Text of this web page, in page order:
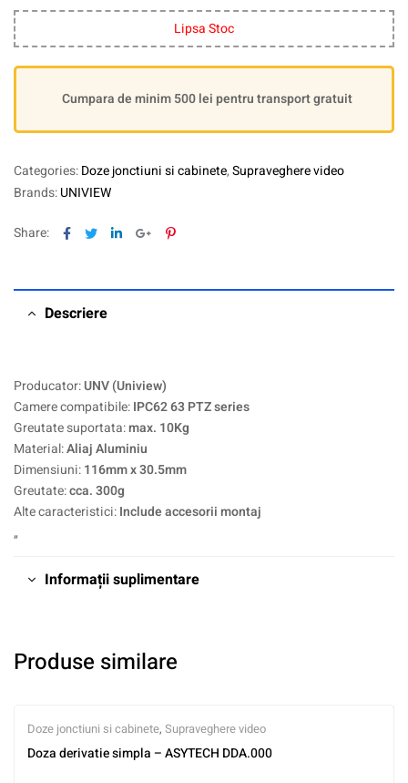
Lipsa Stoc
Cumpara de minim 500 lei pentru transport gratuit
Categories:Doze jonctiuni si cabinete,Supraveghere video
Brands:UNIVIEW
Share: Facebook
TwitterLinkedinGoogle+Pinterest
Descriere
Producator:UNV (Uniview)
Camere compatibile:IPC62 63 PTZ series
Greutate suportata:max. 10Kg
Material:Aliaj Aluminiu
Dimensiuni:116mm x 30.5mm
Greutate:cca. 300g
Alte caracteristici:Include accesorii montaj
„
Informații suplimentare
Produse similare
Doze jonctiuni si cabinete, Supraveghere video
Doza derivatie simpla – ASYTECH DDA.000